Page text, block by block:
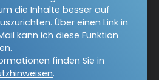
Datenschutz
die Inhalte besser auf
Über einen Link in
kann ich diese Funktion
finden Sie in
.